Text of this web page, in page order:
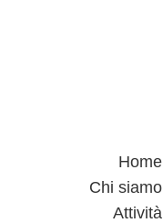
Home
Chi siamo
Attività